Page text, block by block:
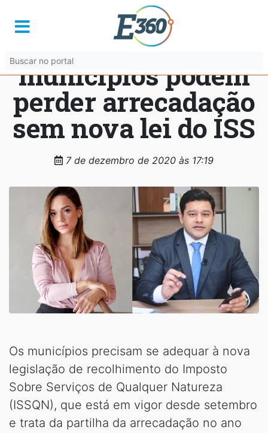
Especialistas
alertam que
municípios podem
perder arrecadação
sem nova lei do ISS
7 de dezembro de 2020 às 17:19
Os municípios precisam se adequar à nova
legislação de recolhimento do Imposto
Sobre Serviços de Qualquer Natureza
(ISSQN), que está em vigor desde setembro
e trata da partilha da arrecadação no ano